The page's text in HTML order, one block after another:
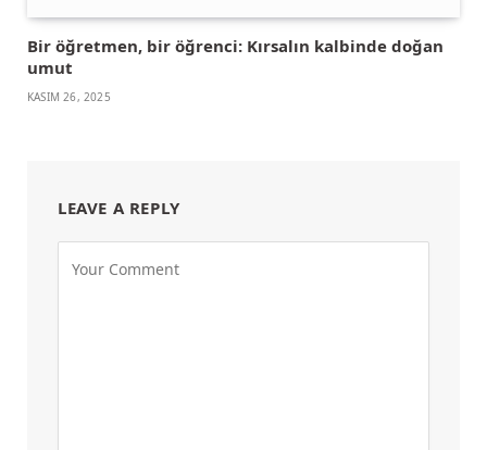
Bir öğretmen, bir öğrenci: Kırsalın kalbinde doğan
umut
KASIM 26, 2025
LEAVE A REPLY